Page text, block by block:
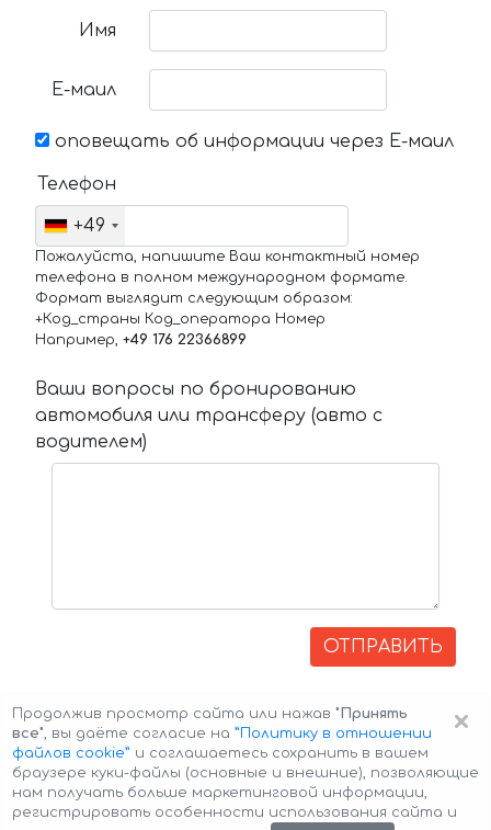
Имя
Е-маил
оповещать об информации через Е-маил
Телефон
+49
Пожалуйста, напишите Ваш контактный номер
телефона в полном международном формате.
Формат выглядит следующим образом:
+Код_страны Код_оператора Номер
Например, +49 176 22366899
Ваши вопросы по бронированию
автомобиля или трансферу (авто с
водителем)
ОТПРАВИТЬ
×
Продолжив просмотр сайта или нажав "Принять
все", вы даёте согласие на ”Политику в отношении
файлов cookie” и соглашаетесь сохранить в вашем
браузере куки-файлы (основные и внешние), позволяющие
нам получать больше маркетинговой информации,
регистрировать особенности использования сайта и